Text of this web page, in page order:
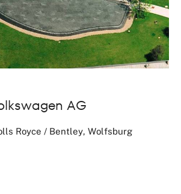
AG
Royce / Bentley, Wolfsburg